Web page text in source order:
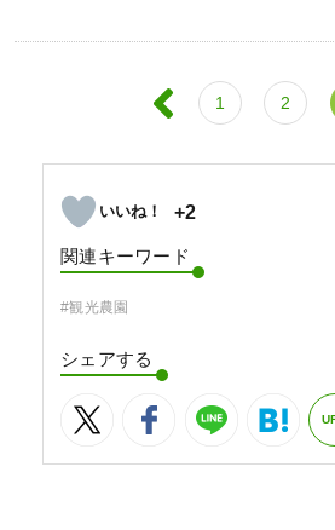
1 2
+2
関連キーワード
#観光農園
シェアする